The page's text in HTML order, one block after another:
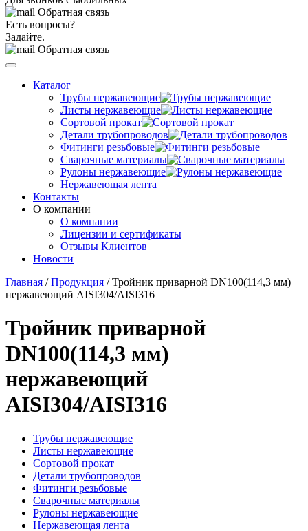
Обратная связь
Есть вопросы?
Задайте.
Обратная связь
Каталог
Трубы нержавеющие
Листы нержавеющие
Сортовой прокат
Детали трубопроводов
Фитинги резьбовые
Сварочные материалы
Рулоны нержавеющие
Нержавеющая лента
Контакты
О компании
О компании
Лицензии и сертификаты
Отзывы Клиентов
Новости
Главная /Продукция /Тройник приварной DN100(114,3 мм)
нержавеющий AISI304/AISI316
Тройник приварной
DN100(114,3 мм)
нержавеющий
AISI304/AISI316
Трубы нержавеющие
Листы нержавеющие
Сортовой прокат
Детали трубопроводов
Фитинги резьбовые
Сварочные материалы
Рулоны нержавеющие
Нержавеющая лента